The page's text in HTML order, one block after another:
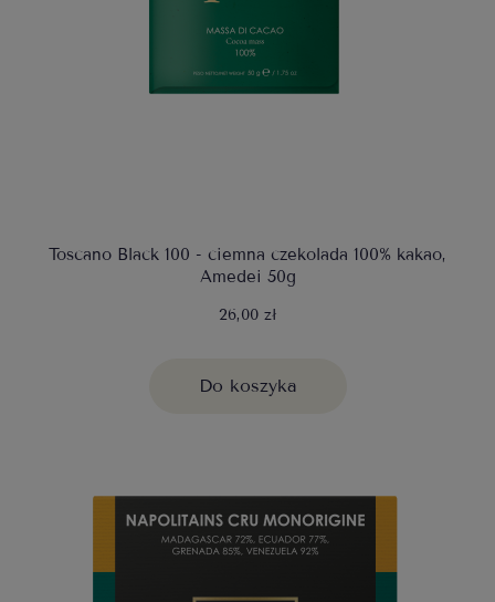
Toscano Black 100 - ciemna czekolada 100% kakao,
Amedei 50g
26,00 zł
Do koszyka